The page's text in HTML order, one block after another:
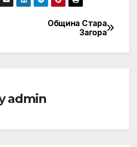
Община Стара
Загора
admin